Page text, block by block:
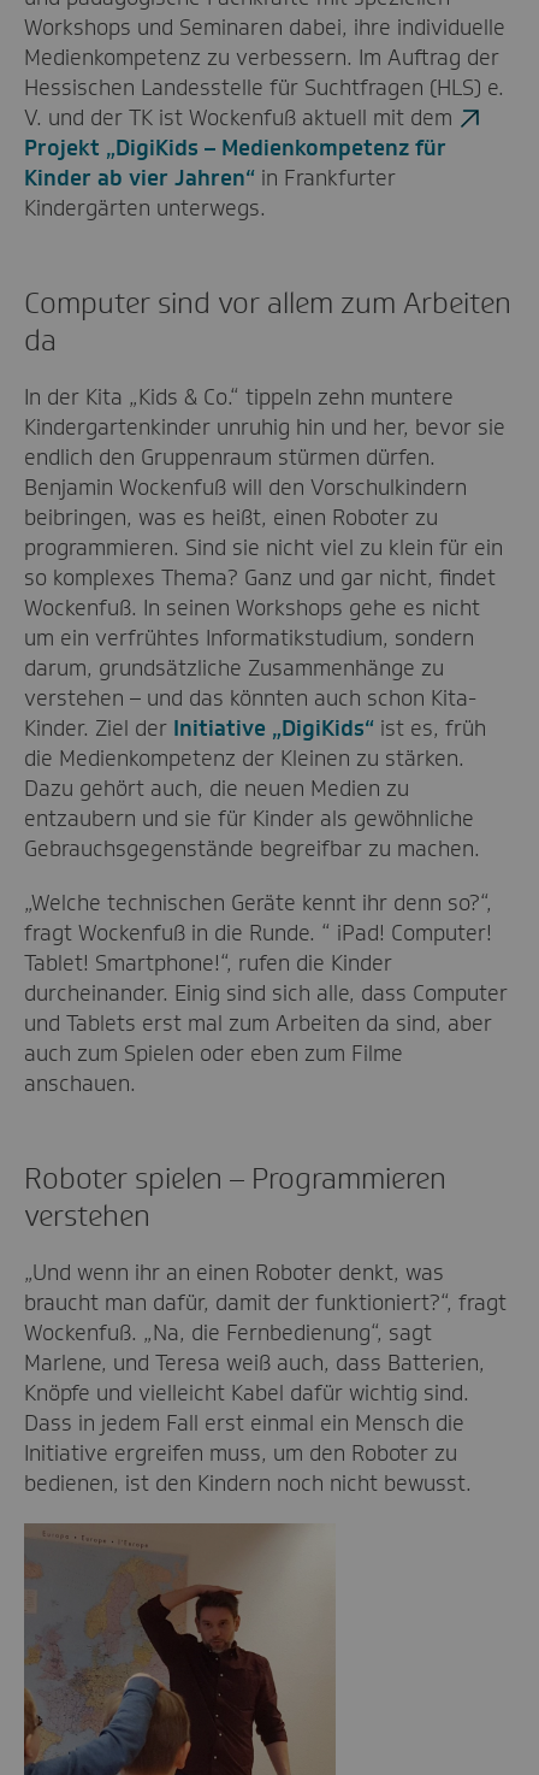
Workshops und Seminaren dabei, ihre individuelle
Medienkompetenz zu verbessern. Im Auftrag der
Hessischen Landesstelle für Suchtfragen (HLS) e.
V. und der TK ist Wockenfuß aktuell mit dem
Projekt „DigiKids – Medienkompetenz für
Kinder ab vier Jahren“ in Frankfurter
Kindergärten unterwegs.
Computer sind vor allem zum Arbeiten
da
In der Kita „Kids & Co.“ tippeln zehn muntere
Kindergartenkinder unruhig hin und her, bevor sie
endlich den Gruppenraum stürmen dürfen.
Benjamin Wockenfuß will den Vorschulkindern
beibringen, was es heißt, einen Roboter zu
programmieren. Sind sie nicht viel zu klein für ein
so komplexes Thema? Ganz und gar nicht, findet
Wockenfuß. In seinen Workshops gehe es nicht
um ein verfrühtes Informatikstudium, sondern
darum, grundsätzliche Zusammenhänge zu
verstehen – und das könnten auch schon Kita-
Kinder. Ziel der Initiative „DigiKids“ ist es, früh
die Medienkompetenz der Kleinen zu stärken.
Dazu gehört auch, die neuen Medien zu
entzaubern und sie für Kinder als gewöhnliche
Gebrauchsgegenstände begreifbar zu machen.
„Welche technischen Geräte kennt ihr denn so?“,
fragt Wockenfuß in die Runde. “ iPad! Computer!
Tablet! Smartphone!“, rufen die Kinder
durcheinander. Einig sind sich alle, dass Computer
und Tablets erst mal zum Arbeiten da sind, aber
auch zum Spielen oder eben zum Filme
anschauen.
Roboter spielen – Programmieren
verstehen
„Und wenn ihr an einen Roboter denkt, was
braucht man dafür, damit der funktioniert?“, fragt
Wockenfuß. „Na, die Fernbedienung“, sagt
Marlene, und Teresa weiß auch, dass Batterien,
Knöpfe und vielleicht Kabel dafür wichtig sind.
Dass in jedem Fall erst einmal ein Mensch die
Initiative ergreifen muss, um den Roboter zu
bedienen, ist den Kindern noch nicht bewusst.